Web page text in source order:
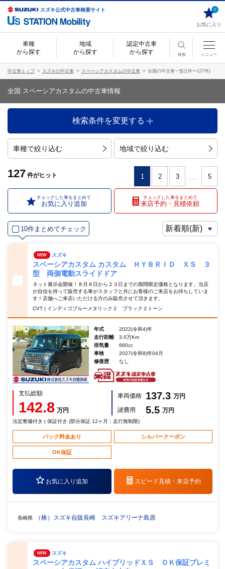
スズキ公式中古車検索サイト
お気に入り
0
車種
から探す
地域
から探す
認定中古車
から探す
検索 メニュー
中古車トップ スズキの中古車 スペーシアカスタムの中古車 全国の中古車一覧(1件〜127件)
全国 スペーシアカスタムの中古車情報
検索条件を変更する
車種で絞り込む 地域で絞り込む
127 件がヒット 1 2 3 ... 5
チェックした車をまとめて
お気に入り追加
チェックした車をまとめて
来店予約・見積依頼
10件まとめてチェック
NEW スズキ
スペーシアカスタム カスタム ＨＹＢＲＩＤ ＸＳ ３
型 両側電動スライドドア
ネット展示会開催！８月８日から２３日までの期間限定価格となります。当店
が自信を持って販売する車がスタッフと共にお客様のご来店をお待ちしていま
す！店舗へご来店いただける方のみ販売させて頂きます。
CVT | インディゴブルーメタリック２ ブラック２トーン
年式
2022(令和4)年
走行距離
3.0万Km
排気量
660cc
車検
2027(令和9)年04月
修復歴
なし
支払総額
142.8 万円
車両価格 137.3 万円
諸費用
5.5 万円
法定整備付き | 保証付き (部分保証 12ヶ月：走行無制限)
パック料金あり シルバークーポン
OK保証
お気に入り追加 スピード見積・ 来店予約
長崎県 （株）スズキ自販長崎 スズキアリーナ島原
NEW スズキ
スペーシアカスタム ハイブリッドＸＳ ＯＫ保証プレミ